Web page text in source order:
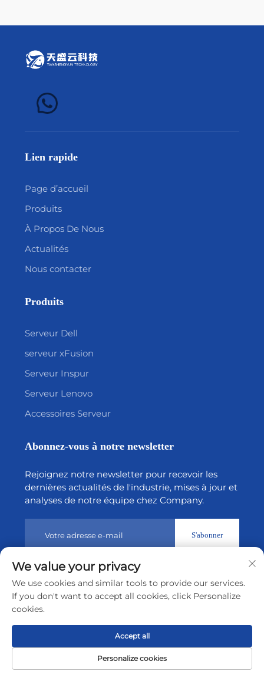
Lien rapide
Page d’accueil
Produits
À Propos De Nous
Actualités
Nous contacter
Produits
Serveur Dell
serveur xFusion
Serveur Inspur
Serveur Lenovo
Accessoires Serveur
Abonnez-vous à notre newsletter
Rejoignez notre newsletter pour recevoir les
dernières actualités de l'industrie, mises à jour et
analyses de notre équipe chez Company.
S'abonner
Droits d’auteur © 2026 par Shenzhen Tiansheng Cloud
Technology CO., Ltd.
Politique de confidentialité
Page
Produit De CONTACT
We value your privacy
We use cookies and similar tools to provide our services.
If you don't want to accept all cookies, click Personalize
cookies.
Personalize cookies
Accept all